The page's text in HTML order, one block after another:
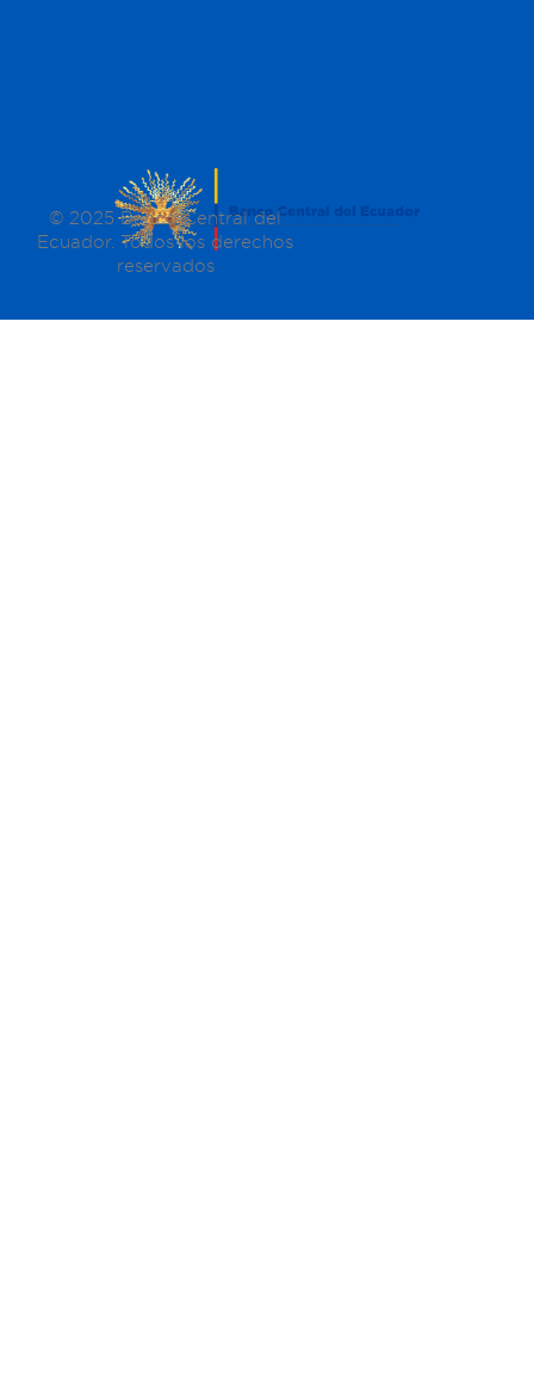
© 2025 Banco Central del
Ecuador. Todos los derechos
reservados